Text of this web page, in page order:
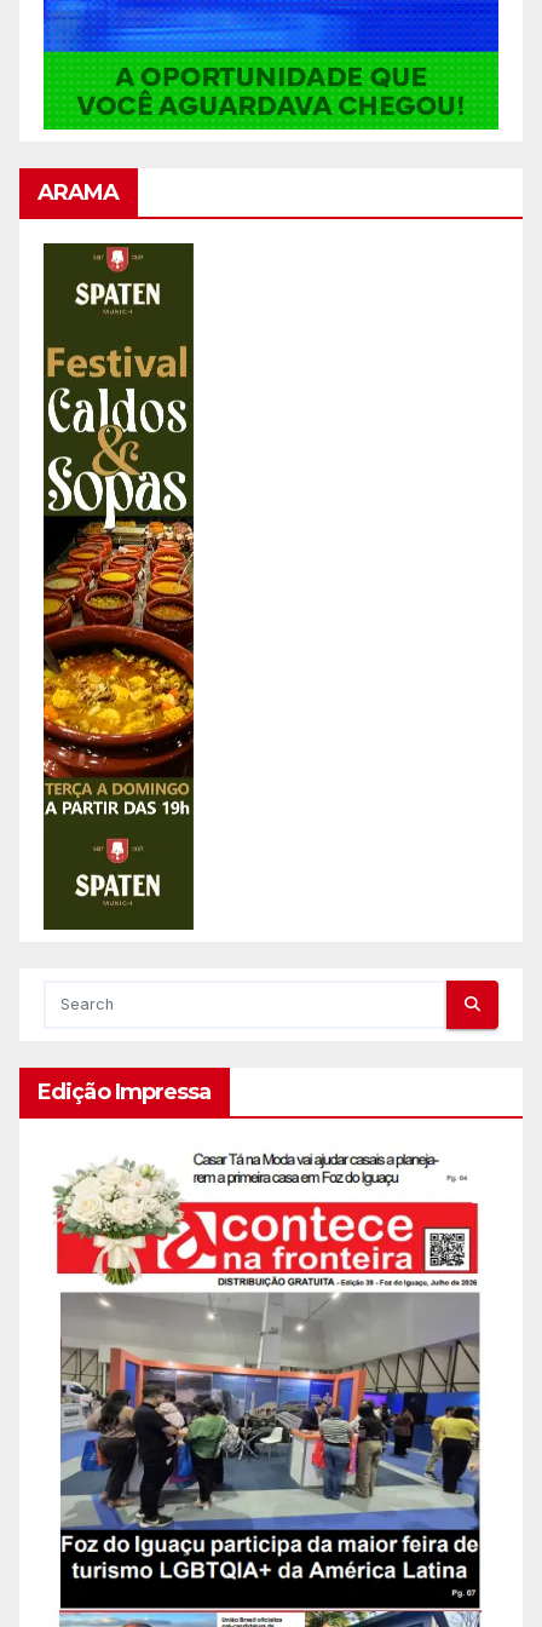
ARAMA
Edição Impressa